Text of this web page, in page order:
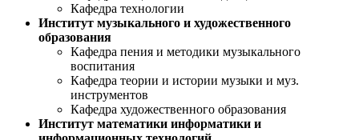
Кафедра технологии
Институт музыкального и художественного
образования
Кафедра пения и методики музыкального
воспитания
Кафедра теории и истории музыки и муз.
инструментов
Кафедра художественного образования
Институт математики информатики и